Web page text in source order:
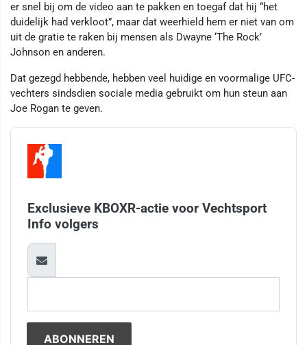
er snel bij om de video aan te pakken en toegaf dat hij “het
duidelijk had verkloot”, maar dat weerhield hem er niet van om
uit de gratie te raken bij mensen als Dwayne ‘The Rock’
Johnson en anderen.
Dat gezegd hebbende, hebben veel huidige en voormalige UFC-
vechters sindsdien sociale media gebruikt om hun steun aan
Joe Rogan te geven.
Exclusieve KBOXR-actie voor Vechtsport
Info volgers